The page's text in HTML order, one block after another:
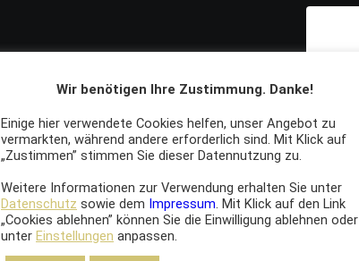
Wir benötigen Ihre Zustimmung. Danke!
Einige hier verwendete Cookies helfen, unser Angebot zu
vermarkten, während andere erforderlich sind. Mit Klick auf
„Zustimmen” stimmen Sie dieser Datennutzung zu.
Weitere Informationen zur Verwendung erhalten Sie unter
Datenschutz sowie dem Impressum . Mit Klick auf den Link
„Cookies ablehnen” können Sie die Einwilligung ablehnen oder
unter Einstellungen anpassen.